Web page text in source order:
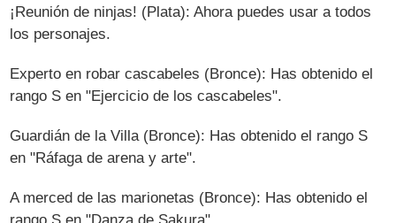
¡Reunión de ninjas! (Plata): Ahora puedes usar a todos
los personajes.
Experto en robar cascabeles (Bronce): Has obtenido el
rango S en "Ejercicio de los cascabeles".
Guardián de la Villa (Bronce): Has obtenido el rango S
en "Ráfaga de arena y arte".
A merced de las marionetas (Bronce): Has obtenido el